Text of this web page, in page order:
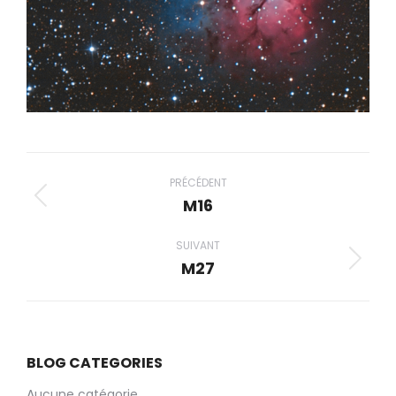
album
PRÉCÉDENT
Album
:
M16
SUIVANT
Album
M27
BLOG CATEGORIES